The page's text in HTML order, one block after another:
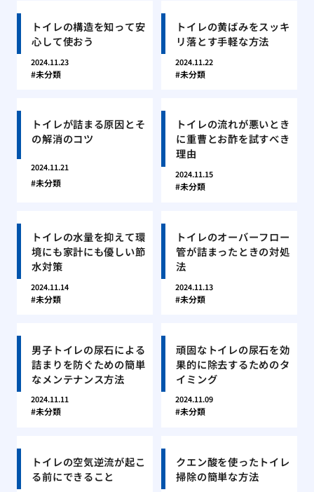
トイレの構造を知って安
心して使おう
2024.11.23
未分類
トイレの黄ばみをスッキ
リ落とす手軽な方法
2024.11.22
未分類
トイレが詰まる原因とそ
の解消のコツ
2024.11.21
未分類
トイレの流れが悪いとき
に重曹とお酢を試すべき
理由
2024.11.15
未分類
トイレの水量を抑えて環
境にも家計にも優しい節
水対策
2024.11.14
未分類
トイレのオーバーフロー
管が詰まったときの対処
法
2024.11.13
未分類
男子トイレの尿石による
詰まりを防ぐための簡単
なメンテナンス方法
2024.11.11
未分類
頑固なトイレの尿石を効
果的に除去するためのタ
イミング
2024.11.09
未分類
トイレの空気逆流が起こ
る前にできること
クエン酸を使ったトイレ
掃除の簡単な方法